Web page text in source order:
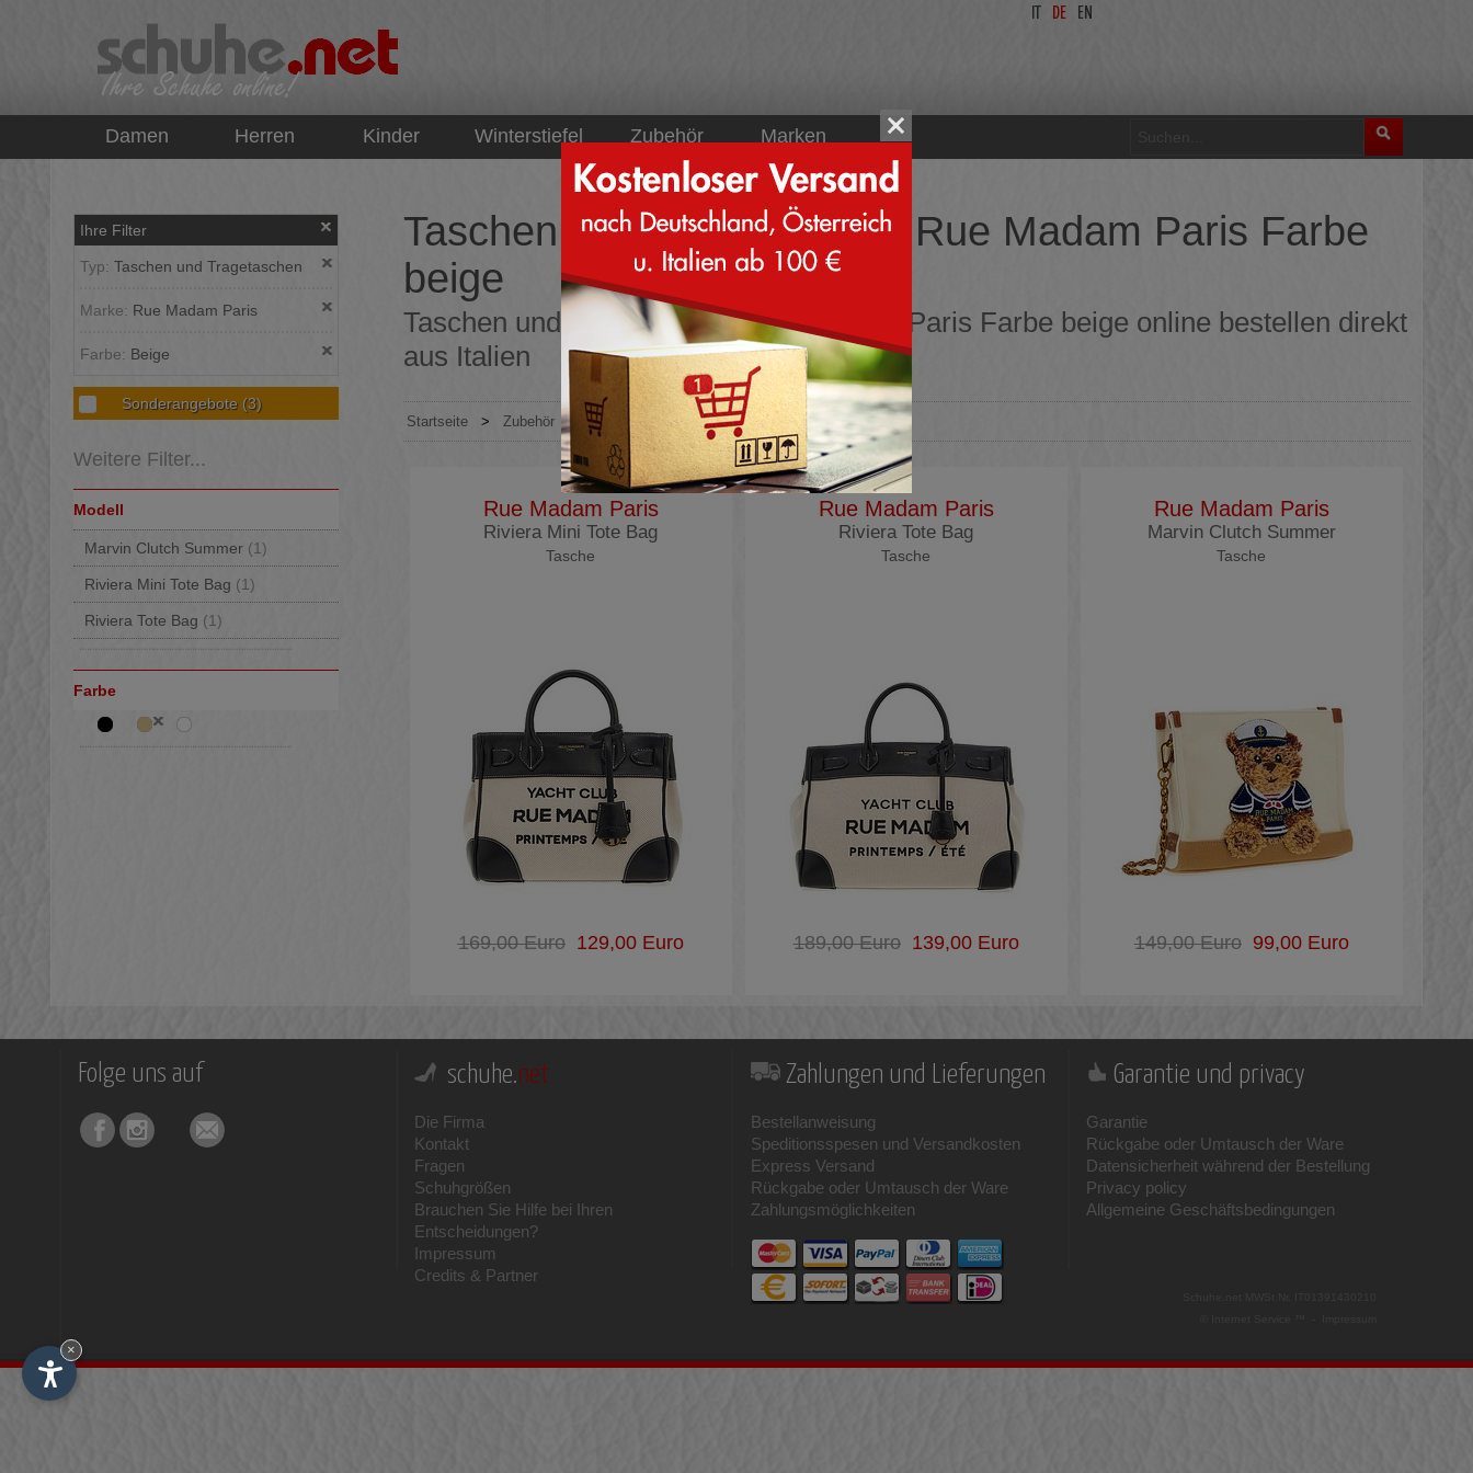
DE EN
Damen Herren Kinder Winterstiefel Zubehör Marken
Ihre Filter
Typ: Taschen und Tragetaschen
Marke: Rue Madam Paris
Farbe: Beige
Sonderangebote (3)
Weitere Filter...
Modell
Marvin Clutch Summer (1)
Riviera Mini Tote Bag (1)
Riviera Tote Bag (1)
Farbe
Taschen und Tragetaschen Rue Madam Paris Farbe
beige
Taschen und Tragetaschen Rue Madam Paris Farbe beige online bestellen direkt
aus Italien
Startseite > Zubehör > Taschen > Rue Madam Paris
Rue Madam Paris
Riviera Mini Tote Bag
Tasche
169,00 Euro129,00 Euro
Rue Madam Paris
Riviera Tote Bag
Tasche
189,00 Euro139,00 Euro
Rue Madam Paris
Marvin Clutch Summer
Tasche
149,00 Euro99,00 Euro
Folge uns auf schuhe.net
Die Firma
Kontakt
Fragen
Schuhgrößen
Brauchen Sie Hilfe bei Ihren
Entscheidungen?
Impressum
Credits & Partner
Zahlungen und Lieferungen
Bestellanweisung
Speditionsspesen und Versandkosten
Express Versand
Rückgabe oder Umtausch der Ware
Zahlungsmöglichkeiten
Garantie und privacy
Garantie
Rückgabe oder Umtausch der Ware
Datensicherheit während der Bestellung
Privacy policy
Allgemeine Geschäftsbedingungen
×